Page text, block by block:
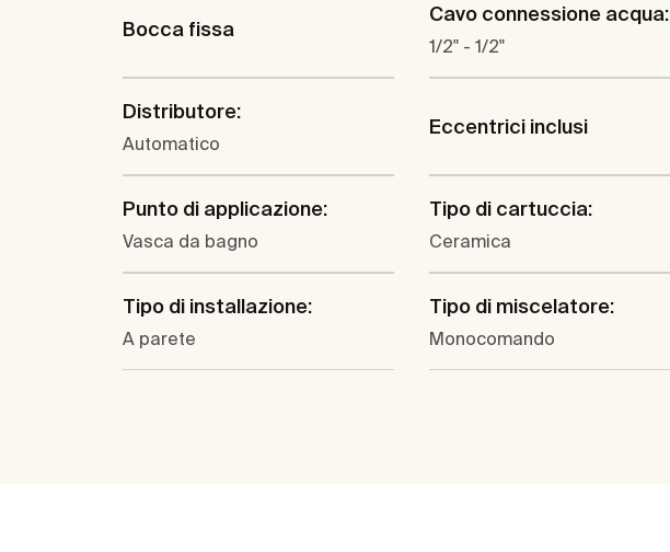
Bocca fissa
Cavo connessione acqua:
1/2" - 1/2"
Distributore:
Automatico
Eccentrici inclusi
Punto di applicazione:
Vasca da bagno
Tipo di cartuccia:
Ceramica
Tipo di installazione:
A parete
Tipo di miscelatore:
Monocomando